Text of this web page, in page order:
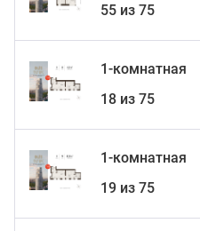
55 из 75
1-комнатная
18 из 75
1-комнатная
19 из 75